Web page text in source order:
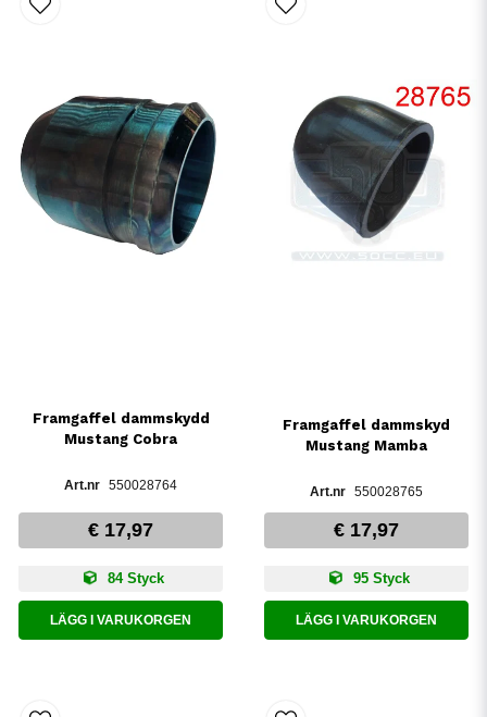
Framgaffel dammskydd
Mustang Cobra
550028764
€ 17,97
84 Styck
LÄGG I VARUKORGEN
Framgaffel dammskyd
Mustang Mamba
550028765
€ 17,97
95 Styck
LÄGG I VARUKORGEN